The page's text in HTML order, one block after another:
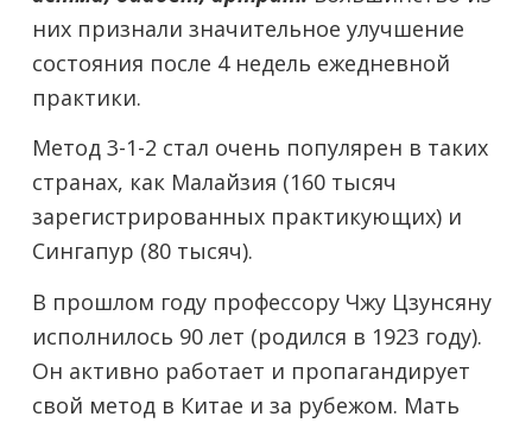
них признали значительное улучшение
состояния после 4 недель ежедневной
практики.
Метод 3-1-2 стал очень популярен в таких
странах, как Малайзия (160 тысяч
зарегистрированных практикующих) и
Сингапур (80 тысяч).
В прошлом году профессору Чжу Цзунсяну
исполнилось 90 лет (родился в 1923 году).
Он активно работает и пропагандирует
свой метод в Китае и за рубежом. Мать